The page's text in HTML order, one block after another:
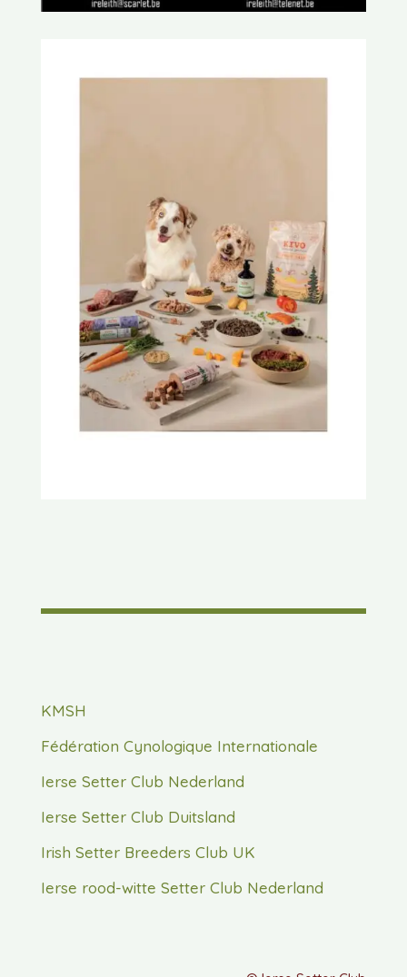
KMSH
Fédération Cynologique Internationale
Ierse Setter Club Nederland
Ierse Setter Club Duitsland
Irish Setter Breeders Club UK
Ierse rood-witte Setter Club Nederland